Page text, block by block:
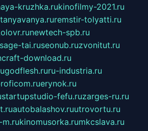
kruzhka.rukinofilmy-2021.ru
tanyavanya.ruremstir-tolyatti.ru
newtech-spb.ru
tai.ruseonub.ruzvonitut.ru
download.ru
godflesh.ruru-industria.ru
erynok.ru
startupstudio-fefu.ruzarges-ru.ru
autobalashov.ruutrovortu.ru
kinomusorka.rumkcslava.ru